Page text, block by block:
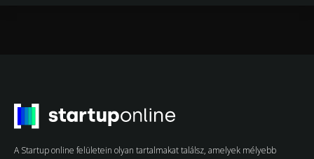
A Startup online felületein olyan tartalmakat találsz, amelyek mélyebb